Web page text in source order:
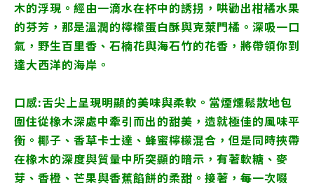
木的浮現。經由一滴水在杯中的誘拐，哄勸出柑橘水果
的芬芳，那是溫潤的檸檬蛋白酥與克萊門橘。深吸一口
氣，野生百里香、石楠花與海石竹的花香，將帶領你到
達大西洋的海岸。
口感:舌尖上呈現明顯的美味與柔軟。當煙燻鬆散地包
圍住從橡木深處中牽引而出的甜美，造就極佳的風味平
衡。椰子、香草卡士達、蜂蜜檸檬混合，但是同時挾帶
在橡木的深度與質量中所突顯的暗示，有著軟糖、麥
芽、香橙、芒果與香蕉餡餅的柔甜。接著，每一次啜